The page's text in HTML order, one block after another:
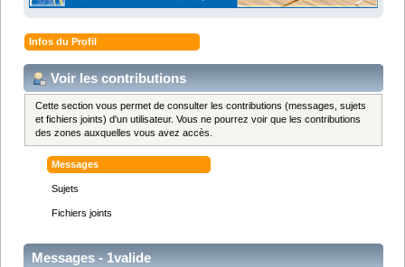
Infos du Profil
Voir les contributions
Cette section vous permet de consulter les contributions (messages, sujets
et fichiers joints) d'un utilisateur. Vous ne pourrez voir que les contributions
des zones auxquelles vous avez accès.
Messages
Sujets
Fichiers joints
Messages - 1valide